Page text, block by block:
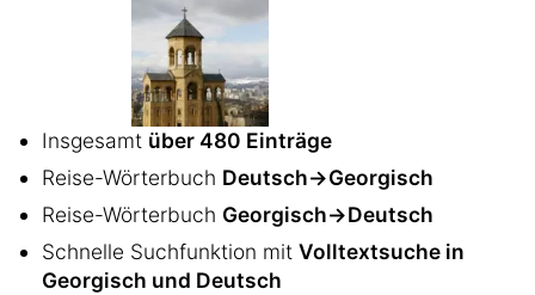
Insgesamt über 480 Einträge
Reise-Wörterbuch Deutsch→Georgisch
Reise-Wörterbuch Georgisch→Deutsch
Schnelle Suchfunktion mit Volltextsuche in
Georgisch und Deutsch